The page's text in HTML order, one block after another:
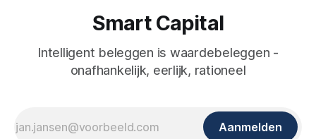
Smart Capital
Intelligent beleggen is waardebeleggen -
onafhankelijk, eerlijk, rationeel
Aanmelden